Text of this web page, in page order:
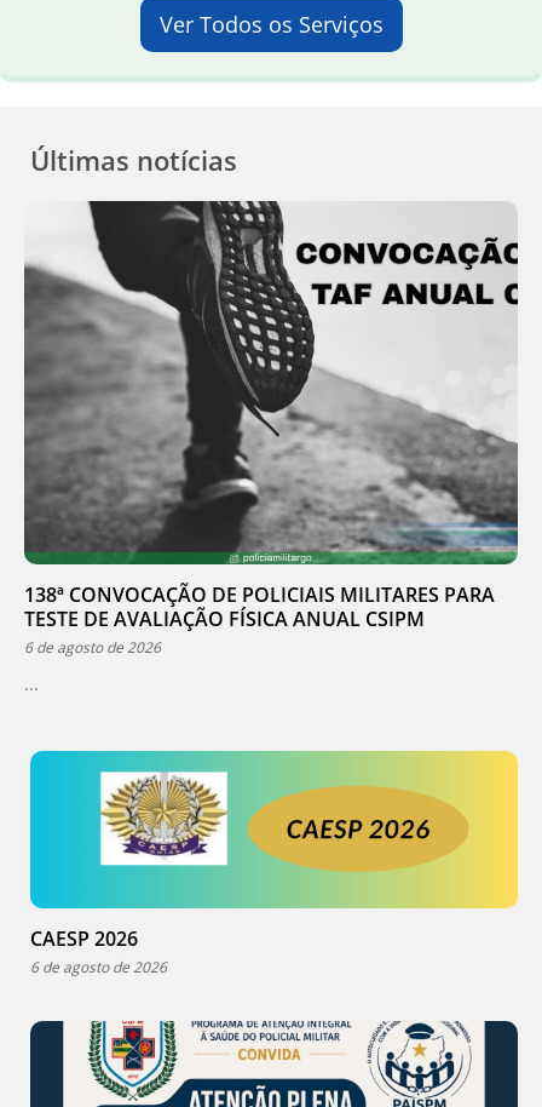
Ver Todos os Serviços
Últimas notícias
138ª CONVOCAÇÃO DE POLICIAIS MILITARES PARA
TESTE DE AVALIAÇÃO FÍSICA ANUAL CSIPM
6 de agosto de 2026
...
CAESP 2026
6 de agosto de 2026